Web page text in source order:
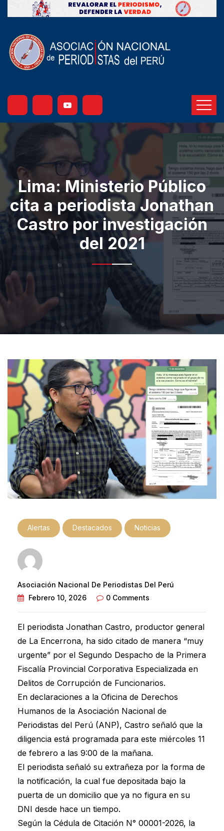
Lima: Ministerio Público
cita a periodista Jonathan
Castro por investigación
del 2021
Alertas Destacados Noticias
Asociación Nacional De Periodistas Del Perú
Febrero 10, 2026
0 Comments
El periodista Jonathan Castro, productor general
de La Encerrona, ha sido citado de manera “muy
urgente” por el Segundo Despacho de la Primera
Fiscalía Provincial Corporativa Especializada en
Delitos de Corrupción de Funcionarios.
En declaraciones a la Oficina de Derechos
Humanos de la Asociación Nacional de
Periodistas del Perú (ANP), Castro señaló que la
diligencia está programada para este miércoles 11
de febrero a las 9:00 de la mañana.
El periodista señaló su extrañeza por la forma de
la notificación, la cual fue depositada bajo la
puerta de un domicilio que ya no figura en su
DNI desde hace un tiempo.
Según la Cédula de Citación N° 00001-2026, la